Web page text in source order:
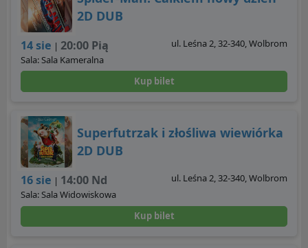
2D DUB
14 sie |20:00 Pią
ul. Leśna 2, 32-340, Wolbrom
Sala: Sala Kameralna
Kup bilet
Superfutrzak i złośliwa wiewiórka
2D DUB
16 sie | 14:00 Nd
ul. Leśna 2, 32-340, Wolbrom
Sala: Sala Widowiskowa
Kup bilet